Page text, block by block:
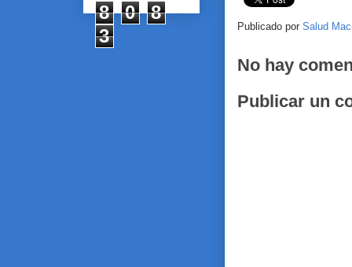
Publicado por Salud
No hay
Publicar un
8 0
8
3